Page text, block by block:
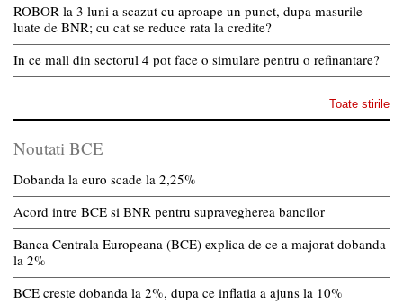
ROBOR la 3 luni a scazut cu aproape un punct, dupa masurile
luate de BNR; cu cat se reduce rata la credite?
In ce mall din sectorul 4 pot face o simulare pentru o refinantare?
Toate stirile
Noutati BCE
Dobanda la euro scade la 2,25%
Acord intre BCE si BNR pentru supravegherea bancilor
Banca Centrala Europeana (BCE) explica de ce a majorat dobanda
la 2%
BCE creste dobanda la 2%, dupa ce inflatia a ajuns la 10%